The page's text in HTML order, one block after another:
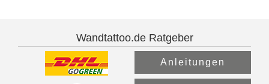
Wandtattoo.de Ratgeber
Anleitungen